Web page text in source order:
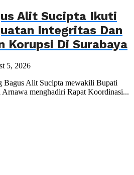
Alit Sucipta Ikuti
Integritas Dan
Korupsi Di Surabaya
5, 2026
Bagus Alit Sucipta mewakili Bupati
menghadiri Rapat Koordinasi...